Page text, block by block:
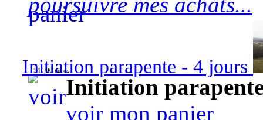
Initiation parapente - 4 jours
540,00 euros
Initiation
voir mon panier